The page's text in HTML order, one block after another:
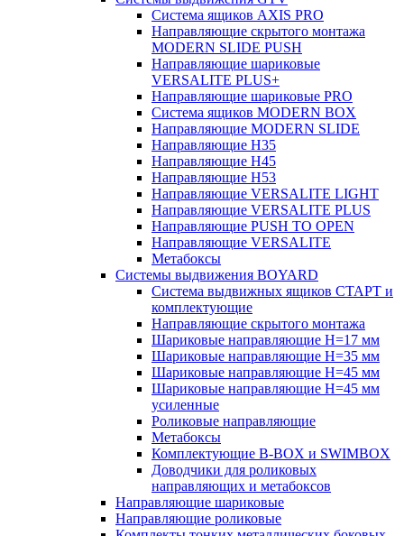
Система ящиков AXIS PRO
Направляющие скрытого монтажа
MODERN SLIDE PUSH
Направляющие шариковые
VERSALITE PLUS+
Направляющие шариковые PRO
Система ящиков MODERN BOX
Направляющие MODERN SLIDE
Направляющие H35
Направляющие H45
Направляющие H53
Направляющие VERSALITE LIGHT
Направляющие VERSALITE PLUS
Направляющие PUSH TO OPEN
Направляющие VERSALITE
Метабоксы
Системы выдвижения BOYARD
Система выдвижных ящиков СТАРТ и
комплектующие
Направляющие скрытого монтажа
Шариковые направляющие H=17 мм
Шариковые направляющие H=35 мм
Шариковые направляющие H=45 мм
Шариковые направляющие H=45 мм
усиленные
Роликовые направляющие
Метабоксы
Комплектующие B-BOX и SWIMBOX
Доводчики для роликовых
направляющих и метабоксов
Направляющие шариковые
Направляющие роликовые